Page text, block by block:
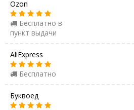
Ozon
Бесплатно в
пункт выдачи
AliExpress
Бесплатно
Буквоед